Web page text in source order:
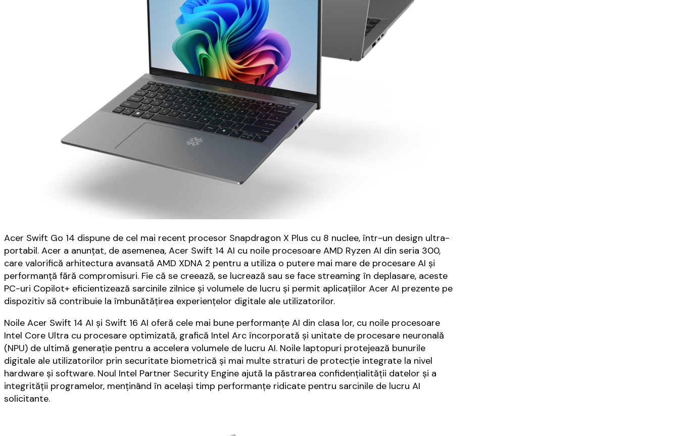
Acer Swift Go 14 dispune de cel mai recent procesor Snapdragon X Plus cu 8 nuclee, într-un design ultra-
portabil. Acer a anunțat, de asemenea, Acer Swift 14 AI cu noile procesoare AMD Ryzen AI din seria 300,
care valorifică arhitectura avansată AMD XDNA 2 pentru a utiliza o putere mai mare de procesare AI și
performanță fără compromisuri. Fie că se creează, se lucrează sau se face streaming în deplasare, aceste
PC-uri Copilot+ eficientizează sarcinile zilnice și volumele de lucru și permit aplicațiilor Acer AI prezente pe
dispozitiv să contribuie la îmbunătățirea experiențelor digitale ale utilizatorilor.
Noile Acer Swift 14 AI și Swift 16 AI oferă cele mai bune performanțe AI din clasa lor, cu noile procesoare
Intel Core Ultra cu procesare optimizată, grafică Intel Arc încorporată și unitate de procesare neuronală
(NPU) de ultimă generație pentru a accelera volumele de lucru AI. Noile laptopuri protejează bunurile
digitale ale utilizatorilor prin securitate biometrică și mai multe straturi de protecție integrate la nivel
hardware și software. Noul Intel Partner Security Engine ajută la păstrarea confidențialității datelor și a
integrității programelor, menținând în același timp performanțe ridicate pentru sarcinile de lucru AI
solicitante.